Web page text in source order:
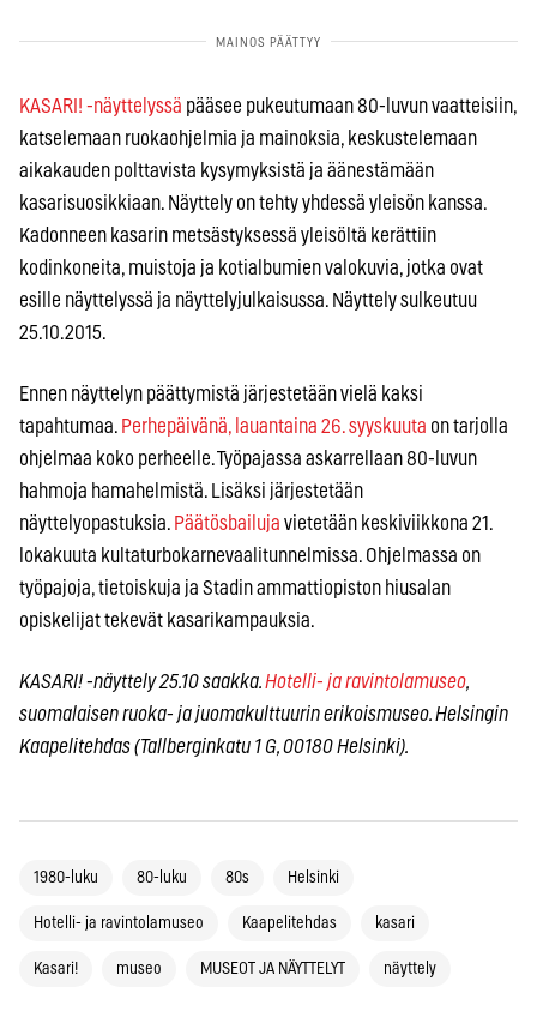
KASARI! -näyttelyssä pääsee pukeutumaan 80-luvun vaatteisiin,
katselemaan ruokaohjelmia ja mainoksia, keskustelemaan
aikakauden polttavista kysymyksistä ja äänestämään
kasarisuosikkiaan. Näyttely on tehty yhdessä yleisön kanssa.
Kadonneen kasarin metsästyksessä yleisöltä kerättiin
kodinkoneita, muistoja ja kotialbumien valokuvia, jotka ovat
esille näyttelyssä ja näyttelyjulkaisussa. Näyttely sulkeutuu
25.10.2015.
Ennen näyttelyn päättymistä järjestetään vielä kaksi
tapahtumaa. Perhepäivänä, lauantaina 26. syyskuuta on tarjolla
ohjelmaa koko perheelle. Työpajassa askarrellaan 80-luvun
hahmoja hamahelmistä. Lisäksi järjestetään
näyttelyopastuksia. Päätösbailuja vietetään keskiviikkona 21.
lokakuuta kultaturbokarnevaalitunnelmissa. Ohjelmassa on
työpajoja, tietoiskuja ja Stadin ammattiopiston hiusalan
opiskelijat tekevät kasarikampauksia.
KASARI! -näyttely 25.10 saakka.Hotelli- ja ravintolamuseo,
suomalaisen ruoka- ja juomakulttuurin erikoismuseo. Helsingin
Kaapelitehdas (Tallberginkatu 1 G, 00180 Helsinki).
1980-luku 80-luku 80s Helsinki
Hotelli- ja ravintolamuseo Kaapelitehdas kasari
Kasari! museo MUSEOT JA NÄYTTELYT näyttely